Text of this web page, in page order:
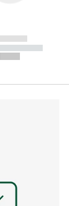
-----------